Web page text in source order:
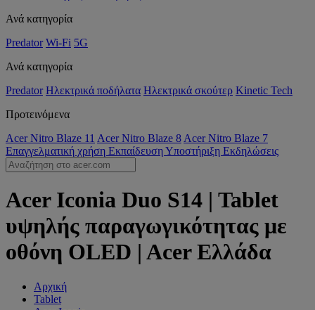
Ανά κατηγορία
Predator Wi-Fi 5G
Ανά κατηγορία
Predator Ηλεκτρικά ποδήλατα Ηλεκτρικά σκούτερ Kinetic Tech
Προτεινόμενα
Acer Nitro Blaze 11 Acer Nitro Blaze 8 Acer Nitro Blaze 7
Επαγγελματική χρήση ΕκπαίδευσηΥποστήριξη Εκδηλώσεις
Acer Iconia Duo S14 | Tablet
υψηλής παραγωγικότητας με
οθόνη OLED | Acer Ελλάδα
Αρχική
Tablet